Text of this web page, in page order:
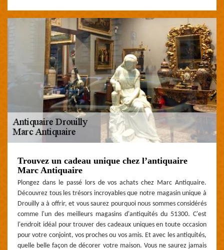
Trouvez un cadeau unique chez l’antiquaire
Marc Antiquaire
Plongez dans le passé lors de vos achats chez Marc Antiquaire.
Découvrez tous les trésors incroyables que notre magasin unique à
Drouilly a à offrir, et vous saurez pourquoi nous sommes considérés
comme l'un des meilleurs magasins d'antiquités du 51300. C'est
l'endroit idéal pour trouver des cadeaux uniques en toute occasion
pour votre conjoint, vos proches ou vos amis. Et avec les antiquités,
quelle belle façon de décorer votre maison. Vous ne saurez jamais